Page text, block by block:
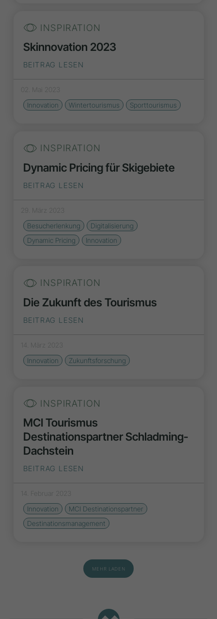
INSPIRATION
Skinnovation 2023
BEITRAG LESEN
02. Mai 2023
Innovation
Wintertourismus Sporttourismus
INSPIRATION
Dynamic Pricing für Skigebiete
BEITRAG LESEN
29. März 2023
Besucherlenkung
Digitalisierung
Dynamic Pricing
Innovation
INSPIRATION
Die Zukunft des Tourismus
BEITRAG LESEN
14. März 2023
Innovation
Zukunftsforschung
INSPIRATION
MCI Tourismus
Destinationspartner Schladming-
Dachstein
BEITRAG LESEN
14. Februar 2023
Innovation
MCI Destinationspartner
Destinationsmanagement
MEHR LADEN